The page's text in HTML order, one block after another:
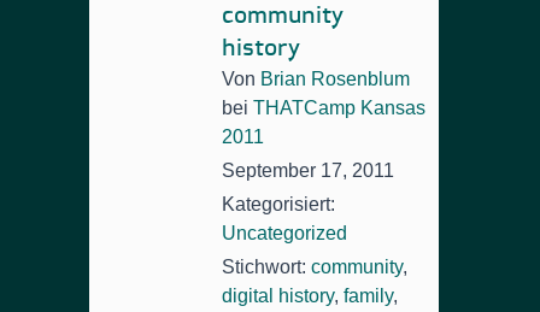
community
history
Von Brian Rosenblum
bei THATCamp Kansas
2011
September 17, 2011
Kategorisiert:
Uncategorized
Stichwort: community,
digital history, family,